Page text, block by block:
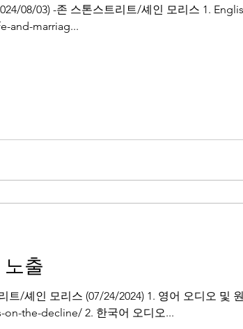
08/03) -존 스톤스트리트/셰인 모리스 1.
and-marriag...
출
트/셰인 모리스 (07/24/2024) 1. 영어 오디오 및
the-decline/ 2. 한국어 오디오...